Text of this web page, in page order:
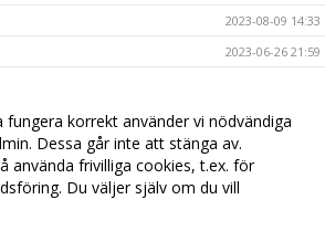
2023-08-09 14:33
2023-06-26 21:59
2022-10-05 18:57
pojkar och flickor födda 2018 2022-09-01 21:35
fungera korrekt använder vi nödvändiga
Dessa går inte att stänga av.
använda frivilliga cookies, t.ex. för
Du väljer själv om du vill